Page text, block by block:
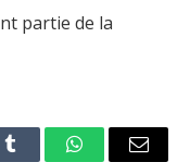
partie de la